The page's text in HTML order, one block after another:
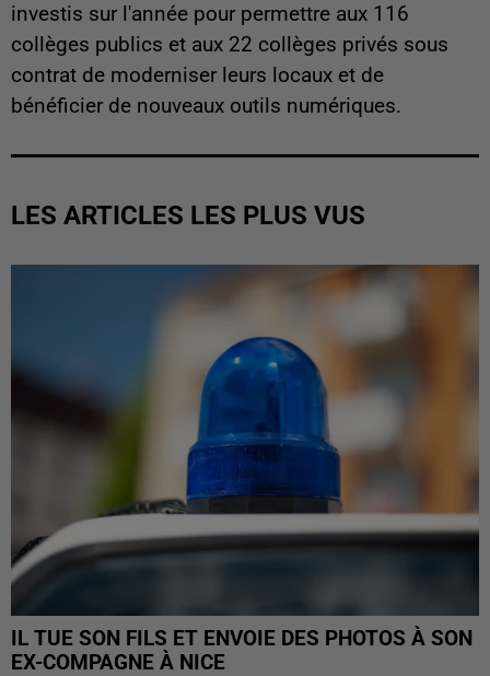
investis sur l'année pour permettre aux 116
collèges publics et aux 22 collèges privés sous
contrat de moderniser leurs locaux et de
bénéficier de nouveaux outils numériques.
LES ARTICLES LES PLUS VUS
IL TUE SON FILS ET ENVOIE DES PHOTOS À SON
EX-COMPAGNE À NICE